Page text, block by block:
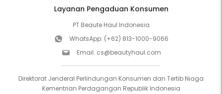
Layanan Pengaduan Konsumen
PT Beaute Haul Indonesia
WhatsApp: (+62) 813-1000-9066
Email: cs@beautyhaul.com
Direktorat Jenderal Perlindungan Konsumen dan Tertib Niaga
Kementrian Perdagangan Republik Indonesia